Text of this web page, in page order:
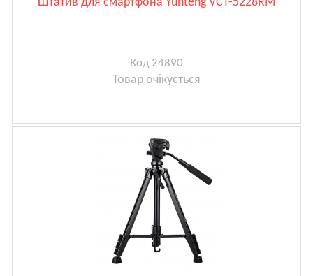
Код 24890
Товар очікується